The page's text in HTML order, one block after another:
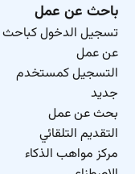
باحث عن عمل
تسجيل الدخول كباحث
عن عمل
التسجيل كمستخدم
جديد
بحث عن عمل
التقديم التلقائي
مركز مواهب الذكاء